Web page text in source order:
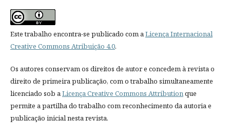
Este trabalho encontra-se publicado com aLicença Internacional
Creative Commons Atribuição 4.0.
Os autores conservam os direitos de autor e concedem à revista o
direito de primeira publicação, com o trabalho simultaneamente
licenciado sob aLicença Creative Commons Attributionque
permite a partilha do trabalho com reconhecimento da autoria e
publicação inicial nesta revista.